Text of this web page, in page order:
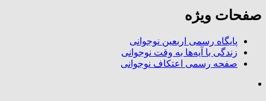
صفحات ویژه
پایگاه رسمی اربعین نوجوانی
زندگی با آیه‌ها به وقت نوجوانی
صفحه رسمی اعتکاف نوجوانی